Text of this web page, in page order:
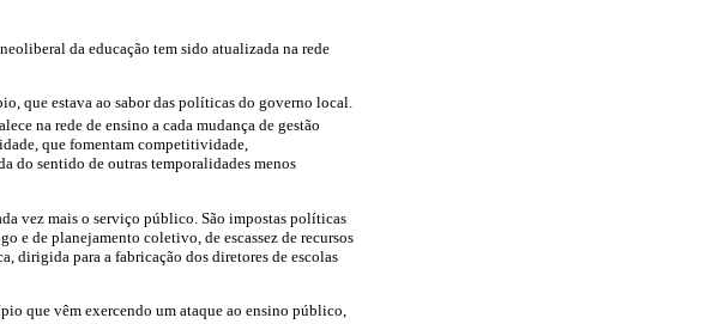
da educação tem sido atualizada na rede
que estava ao sabor das políticas do governo local.
na rede de ensino a cada mudança de gestão
que fomentam competitividade,
do sentido de outras temporalidades menos
vez mais o serviço público. São impostas políticas
e de planejamento coletivo, de escassez de recursos
dirigida para a fabricação dos diretores de escolas
que vêm exercendo um ataque ao ensino público,